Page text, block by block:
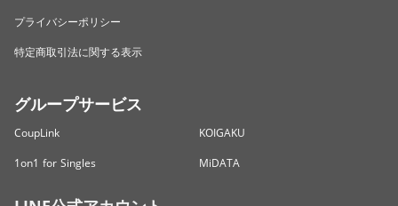
プライバシーポリシー
特定商取引法に関する表示
グループサービス
CoupLink
KOIGAKU
1on1 for Singles
MiDATA